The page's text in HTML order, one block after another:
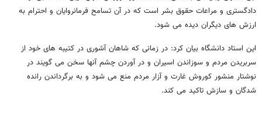
دادگستری و مراعات حقوق بشر است که در آن تسامح فرمانروایان و احترام به
ارزش های دیگران دیده می شود.
این استاد دانشگاه بیان کرد: در زمانی که شاهان آشوری در کتیبه های خود از
سربریدن مردم و سوزاندن اسیران و در آوردن چشم آنها سخن می گویند در
نوشتار منشور کوروش غارت و آزار مردم منع می شود و به برگرداندن رانده
شدگان و سازش تاکید می کند.